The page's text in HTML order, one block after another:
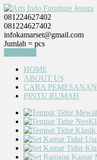
081224627402
081224627402
infokamarset@gmail.com
Jumlah = pcs
HOME
ABOUT US
CARA PEMESANAN
PINTU RUMAH